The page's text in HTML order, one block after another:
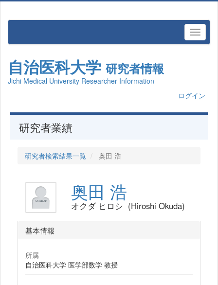
自治医科大学 研究者情報
Jichi Medical University Researcher Information
ログイン
研究者業績
研究者検索結果一覧 奥田 浩
奥田 浩
オクダ ヒロシ (Hiroshi Okuda)
基本情報
所属
自治医科大学 医学部数学 教授